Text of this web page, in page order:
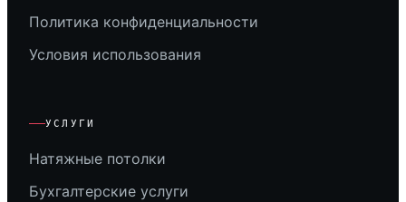
Политика конфиденциальности
Условия использования
УСЛУГИ
Натяжные потолки
Бухгалтерские услуги